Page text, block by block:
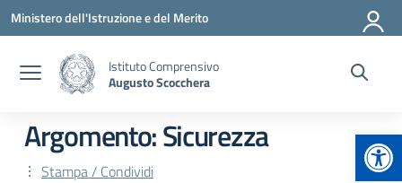
Vai ai contenuti
Vai al menu di navigazione
Vai al footer
Ministero dell'Istruzione e del Merito
Istituto Comprensivo
Augusto Scocchera
Argomento: Sicurezza
Stampa / Condividi